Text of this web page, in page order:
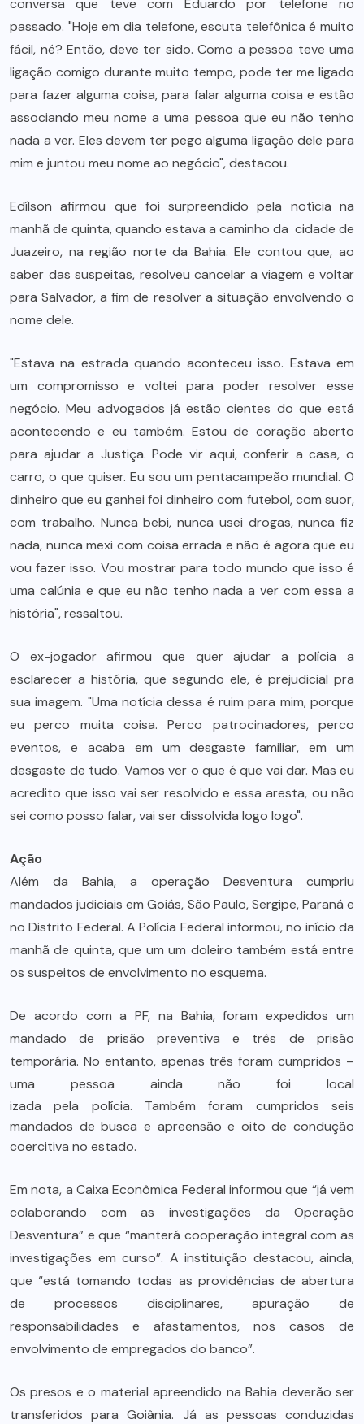
passado. "Hoje em dia telefone, escuta telefônica é muito
fácil, né? Então, deve ter sido. Como a pessoa teve uma
ligação comigo durante muito tempo, pode ter me ligado
para fazer alguma coisa, para falar alguma coisa e estão
associando meu nome a uma pessoa que eu não tenho
nada a ver. Eles devem ter pego alguma ligação dele para
mim e juntou meu nome ao negócio", destacou.
Edílson afirmou que foi surpreendido pela notícia na
manhã de quinta, quando estava a caminho da cidade de
Juazeiro, na região norte da Bahia. Ele contou que, ao
saber das suspeitas, resolveu cancelar a viagem e voltar
para Salvador, a fim de resolver a situação envolvendo o
nome dele.
"Estava na estrada quando aconteceu isso. Estava em
um compromisso e voltei para poder resolver esse
negócio. Meu advogados já estão cientes do que está
acontecendo e eu também. Estou de coração aberto
para ajudar a Justiça. Pode vir aqui, conferir a casa, o
carro, o que quiser. Eu sou um pentacampeão mundial. O
dinheiro que eu ganhei foi dinheiro com futebol, com suor,
com trabalho. Nunca bebi, nunca usei drogas, nunca fiz
nada, nunca mexi com coisa errada e não é agora que eu
vou fazer isso. Vou mostrar para todo mundo que isso é
uma calúnia e que eu não tenho nada a ver com essa a
história", ressaltou.
O ex-jogador afirmou que quer ajudar a polícia a
esclarecer a história, que segundo ele, é prejudicial pra
sua imagem. "Uma notícia dessa é ruim para mim, porque
eu perco muita coisa. Perco patrocinadores, perco
eventos, e acaba em um desgaste familiar, em um
desgaste de tudo. Vamos ver o que é que vai dar. Mas eu
acredito que isso vai ser resolvido e essa aresta, ou não
sei como posso falar, vai ser dissolvida logo logo".
Ação
Além da Bahia, a operação Desventura cumpriu
mandados judiciais em Goiás, São Paulo, Sergipe, Paraná e
no Distrito Federal. A Polícia Federal informou, no início da
manhã de quinta, que um um doleiro também está entre
os suspeitos de envolvimento no esquema.
De acordo com a PF, na Bahia, foram expedidos um
mandado de prisão preventiva e três de prisão
temporária. No entanto, apenas três foram cumpridos –
uma pessoa ainda não foi local
izada pela polícia. Também foram cumpridos seis
mandados de busca e apreensão e oito de condução
coercitiva no estado.
Em nota, a Caixa Econômica Federal informou que “já vem
colaborando com as investigações da Operação
Desventura” e que “manterá cooperação integral com as
investigações em curso”. A instituição destacou, ainda,
que “está tomando todas as providências de abertura
de processos disciplinares, apuração de
responsabilidades e afastamentos, nos casos de
envolvimento de empregados do banco”.
Os presos e o material apreendido na Bahia deverão ser
transferidos para Goiânia. Já as pessoas conduzidas